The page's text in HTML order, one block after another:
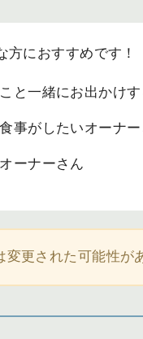
方におすすめです！
と一緒にお出かけ
事がしたいオーナー
ーナーさん
更された可能性が